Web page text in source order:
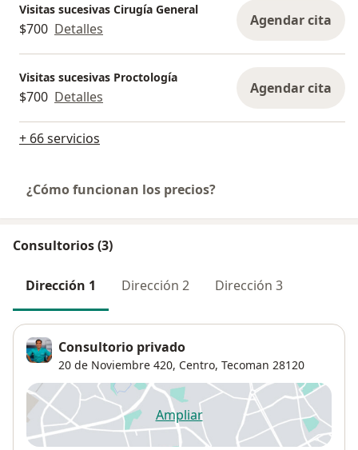
Visitas sucesivas Cirugía General
$700 Detalles Agendar cita
Visitas sucesivas Proctología
$700 Detalles Agendar cita
+ 66 servicios
¿Cómo funcionan los precios?
Consultorios (3)
Dirección 1 Dirección 2 Dirección 3
Consultorio privado
20 de Noviembre 420, Centro, Tecoman 28120
Ampliarse abre en una nueva